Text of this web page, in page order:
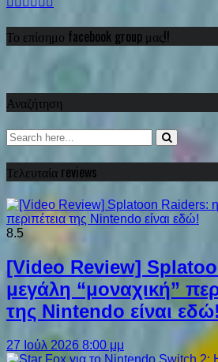
Το επίσημο facebook group μας!!
Αναζήτηση
Τελευταία reviews
8.5
[Video Review]
μεγάλη “μοναχική”
της Nintendo είναι
27 Ιούλ 2026 8:00 μμ